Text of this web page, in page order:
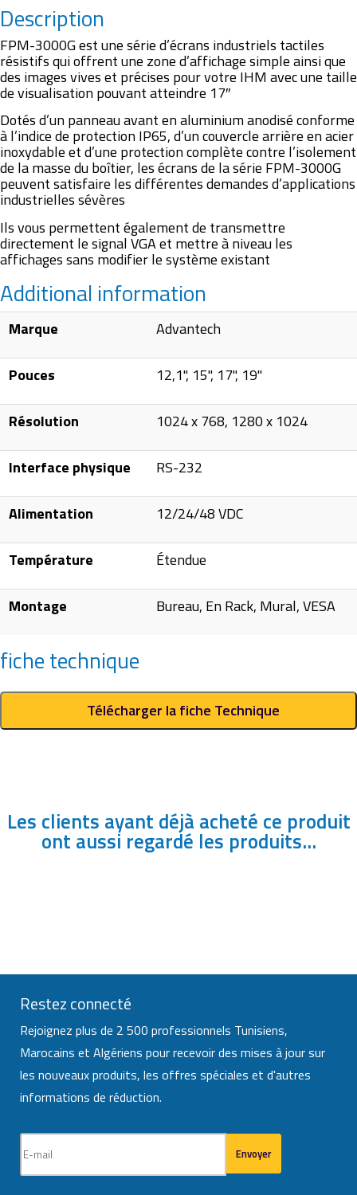
Description
FPM-3000G est une série d’écrans industriels tactiles
résistifs qui offrent une zone d’affichage simple ainsi que
des images vives et précises pour votre IHM avec une taille
de visualisation pouvant atteindre 17″
Dotés d’un panneau avant en aluminium anodisé conforme
à l’indice de protection IP65, d’un couvercle arrière en acier
inoxydable et d’une protection complète contre l’isolement
de la masse du boîtier, les écrans de la série FPM-3000G
peuvent satisfaire les différentes demandes d’applications
industrielles sévères
Ils vous permettent également de transmettre
directement le signal VGA et mettre à niveau les
affichages sans modifier le système existant
Additional information
Marque Advantech
Pouces 12,1", 15", 17", 19"
Résolution 1024 x 768, 1280 x 1024
Interface physique RS-232
Alimentation 12/24/48 VDC
Température Étendue
Montage Bureau, En Rack, Mural, VESA
fiche technique
Télécharger la fiche Technique
Les clients ayant déjà acheté ce produit
ont aussi regardé les produits...
Restez connecté
Rejoignez plus de 2 500 professionnels Tunisiens,
Marocains et Algériens pour recevoir des mises à jour sur
les nouveaux produits, les offres spéciales et d'autres
informations de réduction.